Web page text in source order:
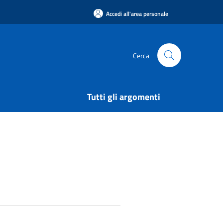
Accedi all'area personale
Cerca
Tutti gli argomenti